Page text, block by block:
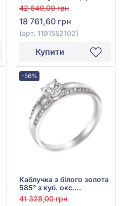
та культ. прісн.
перлиною, арт.
1191552102
42 640,00 грн
18 761,60 грн
(арт. 1191552102)
Купити
-56%
Каблучка з білого золота
585° з куб. окс.
цирконію, арт. 121081
41 328,00 грн